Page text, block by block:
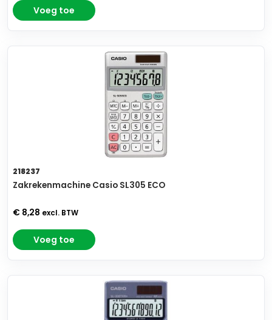
Voeg toe
218237
Zakrekenmachine Casio SL305 ECO
€ 8,28 excl. BTW
Voeg toe